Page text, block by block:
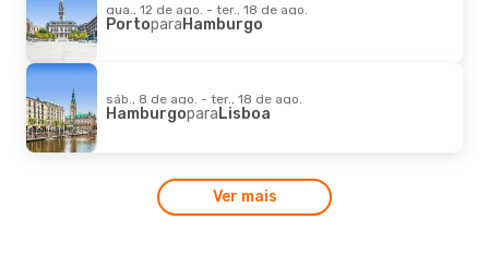
qua., 12 de ago. - ter., 18 de ago.
PortoparaHamburgo
sáb., 8 de ago. - ter., 18 de ago.
HamburgoparaLisboa
Ver mais